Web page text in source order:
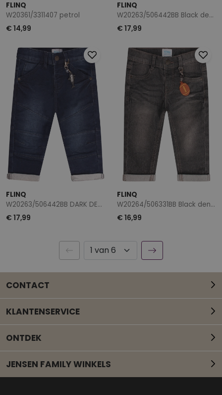
FLINQ
W20361/3311407 petrol
€ 14,99
FLINQ
W20263/506442BB Black denim
€ 17,99
FLINQ
W20263/506442BB DARK DENIM
€ 17,99
FLINQ
W20264/506331BB Black denim
€ 16,99
CONTACT
Mail onze klantenservice
KLANTENSERVICE
ONTDEK
JENSEN FAMILY WINKELS